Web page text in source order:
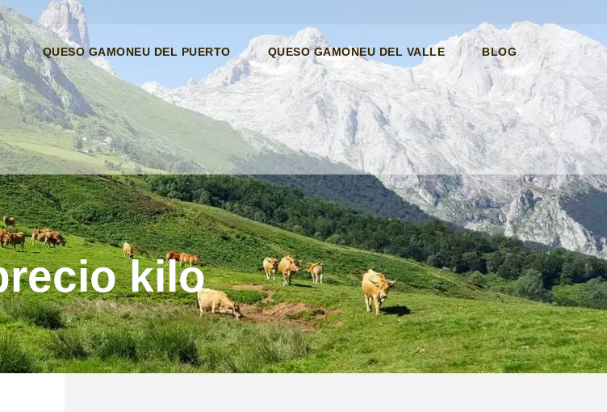
QUESO GAMONEU DEL PUERTO QUESO GAMONEU DEL VALLE BLOG
kilo